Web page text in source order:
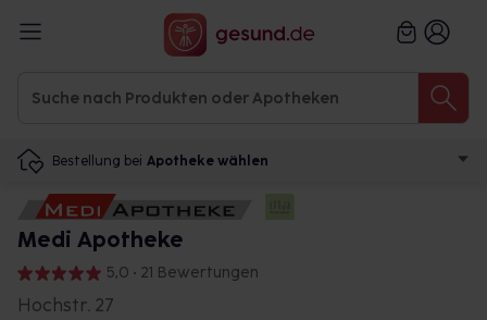
Bestellung bei Apotheke wählen
Medi Apotheke
5,0 • 21 Bewertungen
Hochstr. 27